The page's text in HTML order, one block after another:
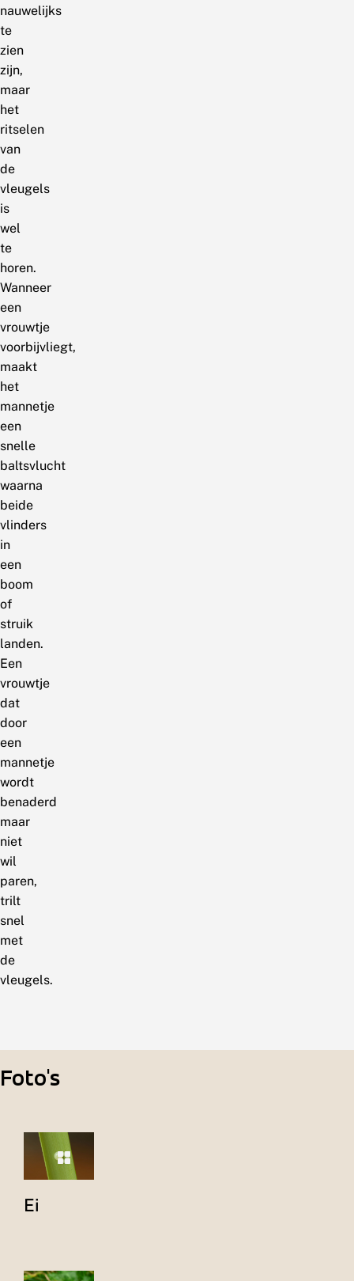
nauwelijks
te
zien
zijn,
maar
het
ritselen
van
de
vleugels
is
wel
te
horen.
Wanneer
een
vrouwtje
voorbijvliegt,
maakt
het
mannetje
een
snelle
baltsvlucht
waarna
beide
vlinders
in
een
boom
of
struik
landen.
Een
vrouwtje
dat
door
een
mannetje
wordt
benaderd
maar
niet
wil
paren,
trilt
snel
met
de
vleugels.
Foto's
Ei